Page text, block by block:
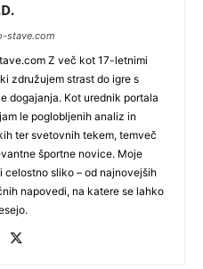
stave.com
Z več kot 17-letnimi
združujem strast do igre s
dogajanja. Kot urednik portala
le poglobljenih analiz in
ter svetovnih tekem, temveč
športne novice. Moje
sliko – od najnovejših
napovedi, na katere se lahko